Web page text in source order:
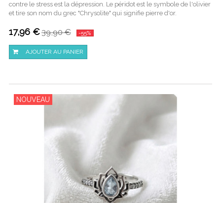
contre le stress est la dépression. Le péridot est le symbole de l'olivier
et tire son nom du grec "Chrysolite" qui signifie pierre d'or.
17,96 €39,90 € -55%
AJOUTER AU PANIER
NOUVEAU